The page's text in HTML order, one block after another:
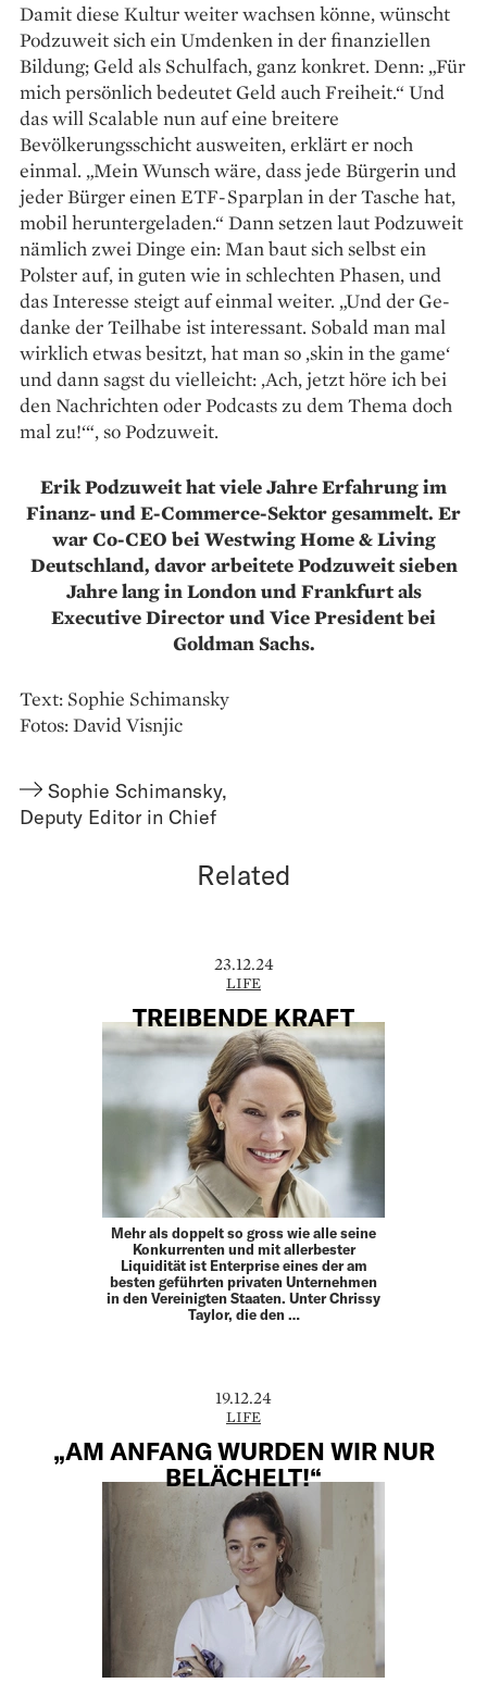
Damit diese Kultur weiter wachsen könne, wünscht
Podzu­weit sich ein Umdenken in der finan­ziellen
Bildung; Geld als Schulfach, ganz konkret. Denn: „Für
mich persönlich bedeutet Geld auch Freiheit.“ Und
das will Scalable nun auf eine breitere
Bevölkerungsschicht ausweiten, erklärt er noch
einmal. „Mein Wunsch wäre, dass jede Bürgerin und
jeder Bürger einen ETF-Sparplan in der Tasche hat,
mobil heruntergeladen.“ Dann setzen laut Podzuweit
nämlich zwei Dinge ein: Man baut sich selbst ein
Polster auf, in guten wie in schlechten Phasen, und
das Interesse steigt auf einmal weiter. „Und der Ge­
danke der Teilhabe ist interessant. Sobald man mal
wirklich etwas besitzt, hat man so ,skin in the game‘
und dann sagst du vielleicht: ‚Ach, jetzt höre ich bei
den Nachrichten oder Podcasts zu dem Thema doch
mal zu!‘“, so Podzuweit.
Erik Podzuweit hat viele Jahre Erfahrung im
Finanz- und E-Commerce-Sektor gesammelt. Er
war Co-CEO bei Westwing Home & Living
Deutschland, davor arbeitete Podzuweit sieben
Jahre lang in London und Frankfurt als
Executive Director und Vice President bei
Goldman Sachs.
Text: Sophie Schimansky
Fotos: David Visnjic
Sophie Schimansky,
Deputy Editor in Chief
Related
23.12.24
LIFE
TREIBENDE KRAFT
Mehr als doppelt so gross wie alle seine
Konkurrenten und mit allerbester
Liquidität ist Enterprise eines der am
besten geführten privaten Unternehmen
in den Vereinigten Staaten. Unter Chrissy
Taylor, die den …
19.12.24
LIFE
„AM ANFANG WURDEN WIR NUR
BELÄCHELT!“